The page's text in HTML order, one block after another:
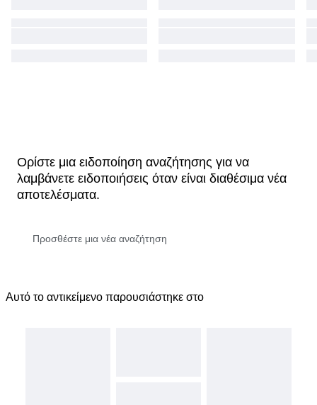
Ορίστε μια ειδοποίηση αναζήτησης για να
λαμβάνετε ειδοποιήσεις όταν είναι διαθέσιμα νέα
αποτελέσματα.
Αυτό το αντικείμενο παρουσιάστηκε στο